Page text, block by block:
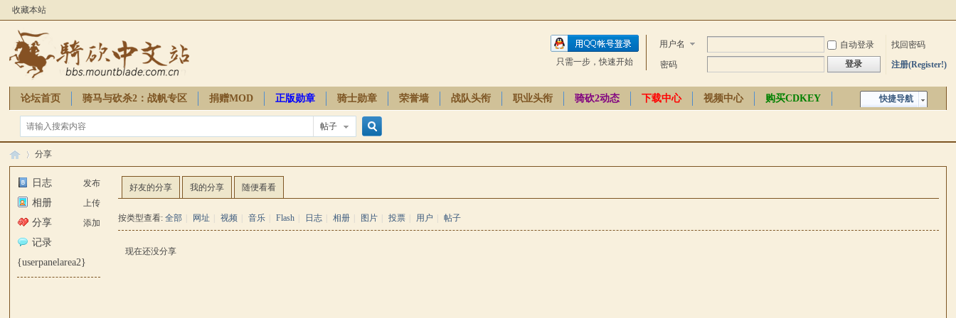
收藏本站
用户名 自动登录
找回密码
密码
登录 注册(Register!)
只需一步，快速开始
快捷导航
论坛首页 骑马与砍杀2：战帆专区 捐赠MOD 正版勋章 骑士勋章 荣誉墙 战队头衔 职业头衔 骑砍2动态 下载中心 视频中心
购买CDKEY
骑砍周边
帖子
分享
发布
日志
上传
相册
添加
分享
记录
{userpanelarea2}
好友的分享 我的分享 随便看看
按类型查看:全部 网址 视频 音乐 Flash 日志 相册 图片 投票 用户 帖子
现在还没分享